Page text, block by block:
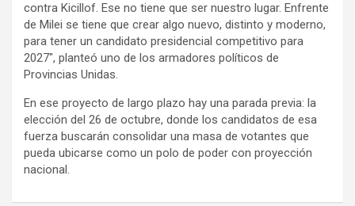
contra Kicillof. Ese no tiene que ser nuestro lugar. Enfrente
de Milei se tiene que crear algo nuevo, distinto y moderno,
para tener un candidato presidencial competitivo para
2027″, planteó uno de los armadores políticos de
Provincias Unidas.
En ese proyecto de largo plazo hay una parada previa: la
elección del 26 de octubre, donde los candidatos de esa
fuerza buscarán consolidar una masa de votantes que
pueda ubicarse como un polo de poder con proyección
nacional.